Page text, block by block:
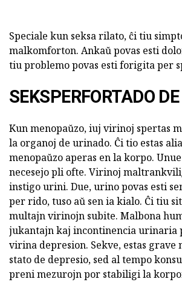
Speciale kun seksa rilato, ĉi tiu
malkomforton. Ankaŭ povas esti
tiu problemo povas esti forigita per
SEKSPERFORTADO
Kun menopaŭzo, iuj virinoj spertas
la organoj de urinado. Ĉi tio estas
menopaŭzo aperas en la korpo.
necesejo pli ofte. Virinoj
instigo urini. Due, urino povas esti
per rido, tuso aŭ sen ia kialo. Ĉi tiu
multajn virinojn subite. Malbona
jukantajn kaj incontinencia urinaria
virina depresion. Sekve, estas grave
stato de depresio, sed al tempo
preni mezurojn por stabiligi la